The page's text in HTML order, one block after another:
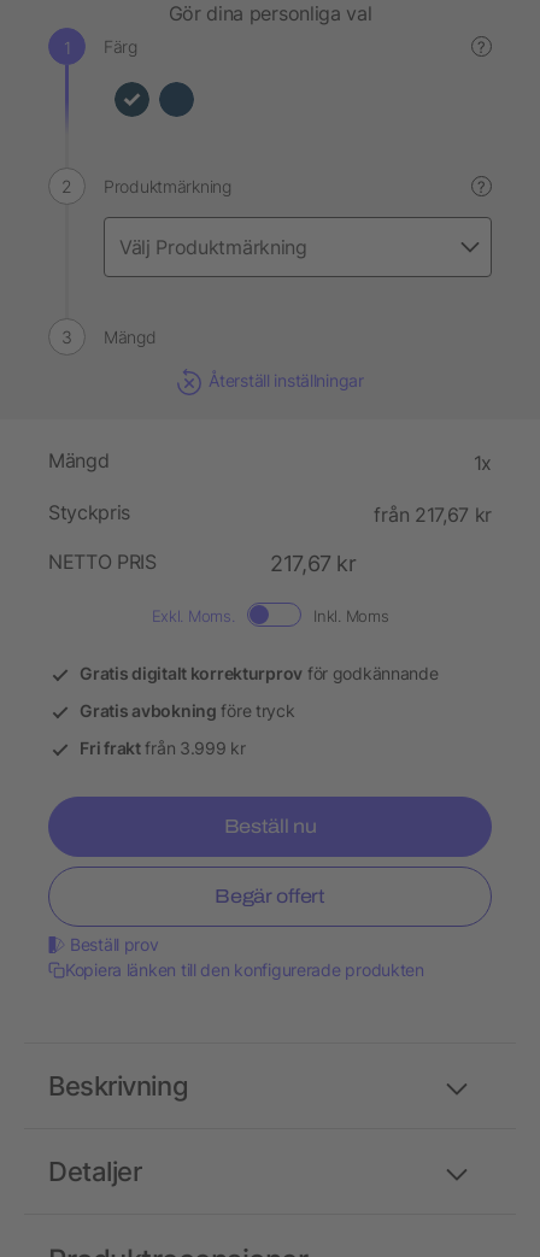
Gör dina personliga val
Färg ?
Produktmärkning ?
Mängd
Återställ inställningar
Mängd 1x
Styckpris
från 217,67 kr
NETTO PRIS
217,67 kr
Exkl. Moms. Inkl. Moms
Gratis digitalt korrekturprov för godkännande
Gratis avbokning före tryck
Fri fraktfrån 3.999 kr
Beställ nu
Begär offert
Beställ prov
Kopiera länken till den konfigurerade produkten
Detaljer
Beskrivning